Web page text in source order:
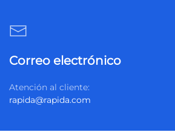
Correo electrónico
Atención al cliente:
rapida@rapida.com